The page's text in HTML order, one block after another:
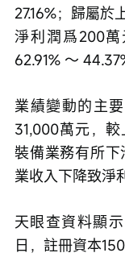
27.16%；歸屬
淨利潤爲200
62.91% 〜
業績變動的主
31,000萬元，
裝備業務有所
業收入下降致淨
天眼查資料顯
日，註冊資本